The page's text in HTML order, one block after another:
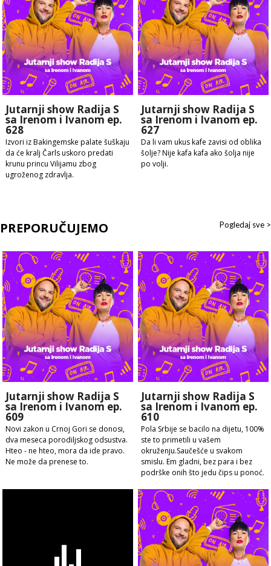
Jutarnji show Radija S
sa Irenom i Ivanom ep.
628
Izvori iz Bakingemske palate šuškaju
da će kralj Čarls uskoro predati
krunu princu Vilijamu zbog
ugroženog zdravlja.
Jutarnji show Radija S
sa Irenom i Ivanom ep.
627
Da li vam ukus kafe zavisi od oblika
šolje? Nije kafa kafa ako šolja nije
po volji.
PREPORUČUJEMO Pogledaj sve >
Jutarnji show Radija S
sa Irenom i Ivanom ep.
609
Novi zakon u Crnoj Gori se donosi,
dva meseca porodiljskog odsustva.
Hteo - ne hteo, mora da ide pravo.
Ne može da prenese to.
Jutarnji show Radija S
sa Irenom i Ivanom ep.
610
Pola Srbije se bacilo na dijetu, 100%
ste to primetili u vašem
okruženju.Saučešće u svakom
smislu. Em gladni, bez para i bez
podrške onih što jedu čips u ponoć.